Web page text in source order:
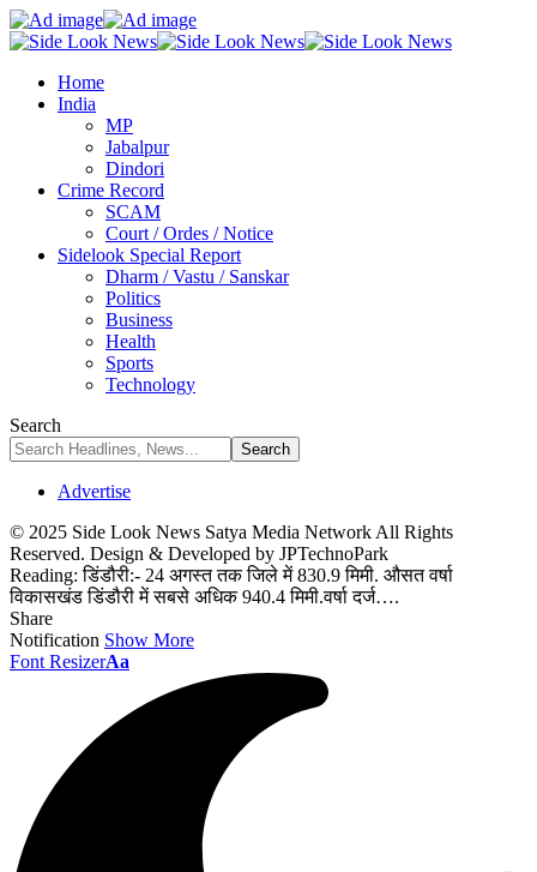
Home
India
MP
Jabalpur
Dindori
Crime Record
SCAM
Court / Ordes / Notice
Sidelook Special Report
Dharm / Vastu / Sanskar
Politics
Business
Health
Sports
Technology
Search
Advertise
© 2025 Side Look News Satya Media Network All Rights
Reserved. Design & Developed by JPTechnoPark
Reading: डिंडौरी:- 24 अगस्त तक जिले में 830.9 मिमी. औसत वर्षा
विकासखंड डिंडौरी में सबसे अधिक 940.4 मिमी.वर्षा दर्ज….
Share
Notification Show More
Font ResizerAa